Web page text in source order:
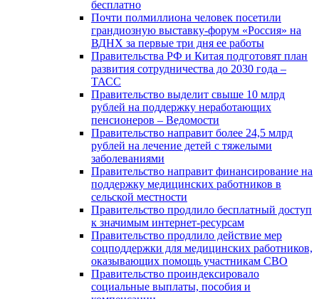
бесплатно
Почти полмиллиона человек посетили
грандиозную выставку-форум «Россия» на
ВДНХ за первые три дня ее работы
Правительства РФ и Китая подготовят план
развития сотрудничества до 2030 года –
ТАСС
Правительство выделит свыше 10 млрд
рублей на поддержку неработающих
пенсионеров – Ведомости
Правительство направит более 24,5 млрд
рублей на лечение детей с тяжелыми
заболеваниями
Правительство направит финансирование на
поддержку медицинских работников в
сельской местности
Правительство продлило бесплатный доступ
к значимым интернет-ресурсам
Правительство продлило действие мер
соцподдержки для медицинских работников,
оказывающих помощь участникам СВО
Правительство проиндексировало
социальные выплаты, пособия и